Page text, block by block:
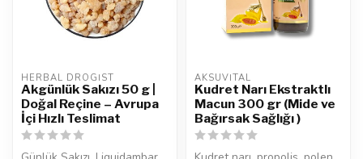
HERBAL DROGIST
Akgünlük Sakızı 50 g |
Doğal Reçine – Avrupa
İçi Hızlı Teslimat
AKSUVITAL
Kudret Narı Ekstraktlı
Macun 300 gr (Mide ve
Bağırsak Sağlığı )